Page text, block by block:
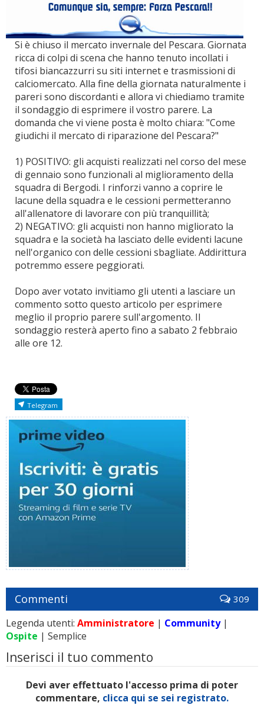
Si è chiuso il mercato invernale del Pescara. Giornata
ricca di colpi di scena che hanno tenuto incollati i
tifosi biancazzurri su siti internet e trasmissioni di
calciomercato. Alla fine della giornata naturalmente i
pareri sono discordanti e allora vi chiediamo tramite
il sondaggio di esprimere il vostro parere. La
domanda che vi viene posta è molto chiara: "Come
giudichi il mercato di riparazione del Pescara?"
1) POSITIVO: gli acquisti realizzati nel corso del mese
di gennaio sono funzionali al miglioramento della
squadra di Bergodi. I rinforzi vanno a coprire le
lacune della squadra e le cessioni permetteranno
all'allenatore di lavorare con più tranquillità;
2) NEGATIVO: gli acquisti non hanno migliorato la
squadra e la società ha lasciato delle evidenti lacune
nell'organico con delle cessioni sbagliate. Addirittura
potremmo essere peggiorati.
Dopo aver votato invitiamo gli utenti a lasciare un
commento sotto questo articolo per esprimere
meglio il proprio parere sull'argomento. Il
sondaggio resterà aperto fino a sabato 2 febbraio
alle ore 12.
Telegram
Commenti 309
Legenda utenti: Amministratore | Community|
Ospite | Semplice
Inserisci il tuo commento
Devi aver effettuato l'accesso prima di poter
commentare, clicca qui se sei registrato.